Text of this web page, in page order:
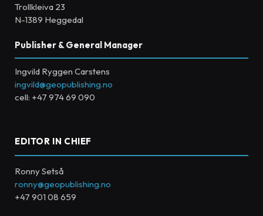
Trollkleiva 23
N-1389 Heggedal
Publisher & General Manager
Ingvild Ryggen Carstens
ingvild@geopublishing.no
cell: +47 974 69 090
EDITOR IN CHIEF
Ronny Setså
ronny@geopublishing.no
+47 901 08 659